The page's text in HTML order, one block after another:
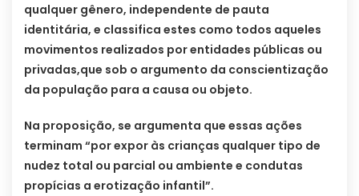
qualquer gênero, independente de pauta
identitária, e classifica estes como todos aqueles
movimentos realizados por entidades públicas ou
privadas,que sob o argumento da conscientização
da população para a causa ou objeto.
Na proposição, se argumenta que essas ações
terminam “por expor às crianças qualquer tipo de
nudez total ou parcial ou ambiente e condutas
propícias a erotização infantil”.